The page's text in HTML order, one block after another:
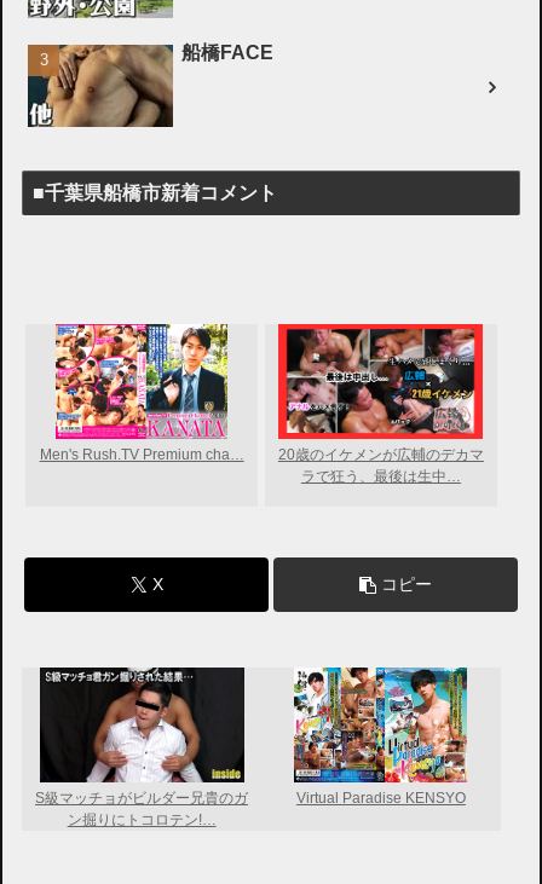
船橋FACE
■千葉県船橋市新着コメント
Men's Rush.TV Premium cha…
20歳のイケメンが広輔のデカマ
ラで狂う、最後は生中…
X コピー
S級マッチョがビルダー兄貴のガ
ン掘りにトコロテン!…
Virtual Paradise KENSYO